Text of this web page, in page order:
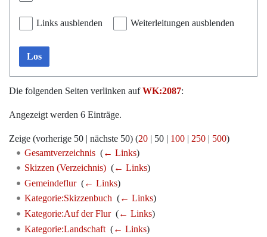
Links ausblenden Weiterleitungen ausblenden
Los
Die folgenden Seiten verlinken aufWK:2087:
Angezeigt werden 6 Einträge.
Zeige (vorherige 50 | nächste 50) (20 | 50 | 100 | 250 | 500)
Gesamtverzeichnis‎ (← Links)
Skizzen (Verzeichnis)‎ (← Links)
Gemeindeflur‎ (← Links)
Kategorie:Skizzenbuch‎ (← Links)
Kategorie:Auf der Flur‎ (← Links)
Kategorie:Landschaft‎ (← Links)